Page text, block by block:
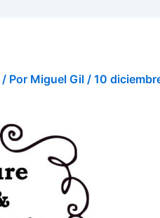
/ Por Miguel Gil / 10